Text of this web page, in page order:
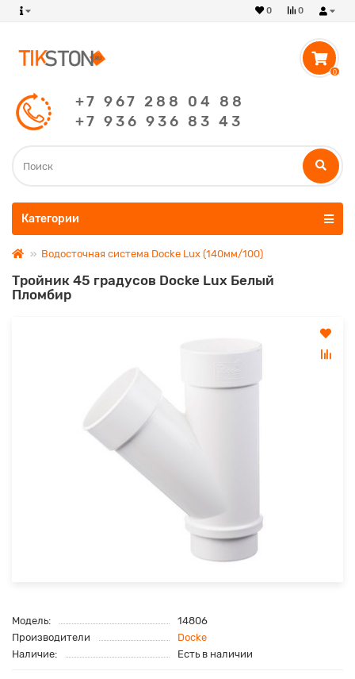
0
0
0
+7 967 288 04 88
+7 936 936 83 43
Категории
Водосточная система Docke Lux (140мм/100)
Тройник 45 градусов Docke Lux Белый
Пломбир
Модель:
14806
Производители
Docke
Наличие:
Есть в наличии